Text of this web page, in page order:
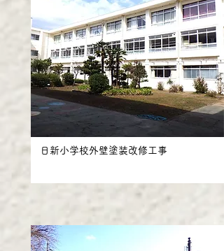
日新小学校外壁塗装改修工事